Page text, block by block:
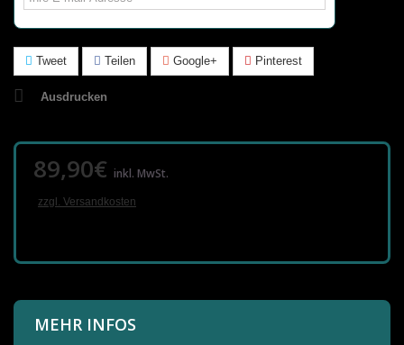
Tweet Teilen Google+ Pinterest
Ausdrucken
89,90€ inkl. MwSt.
zzgl. Versandkosten
MEHR INFOS